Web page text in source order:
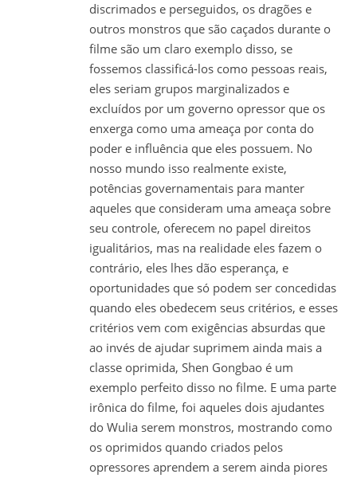
discrimados e perseguidos, os dragões e
outros monstros que são caçados durante o
filme são um claro exemplo disso, se
fossemos classificá-los como pessoas reais,
eles seriam grupos marginalizados e
excluídos por um governo opressor que os
enxerga como uma ameaça por conta do
poder e influência que eles possuem. No
nosso mundo isso realmente existe,
potências governamentais para manter
aqueles que consideram uma ameaça sobre
seu controle, oferecem no papel direitos
igualitários, mas na realidade eles fazem o
contrário, eles lhes dão esperança, e
oportunidades que só podem ser concedidas
quando eles obedecem seus critérios, e esses
critérios vem com exigências absurdas que
ao invés de ajudar suprimem ainda mais a
classe oprimida, Shen Gongbao é um
exemplo perfeito disso no filme. E uma parte
irônica do filme, foi aqueles dois ajudantes
do Wulia serem monstros, mostrando como
os oprimidos quando criados pelos
opressores aprendem a serem ainda piores